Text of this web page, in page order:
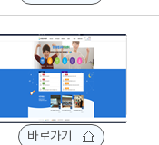
바로가기